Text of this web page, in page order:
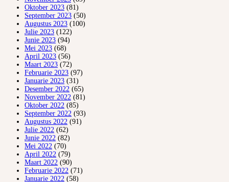
Oktober 2023 (81)
September 2023 (50)
Augustus 2023 (100)
Julie 2023 (122)
Junie 2023 (94)
Mei 2023 (68)
April 2023 (56)
Maart 2023 (72)
Februarie 2023 (97)
Januarie 2023 (31)
Desember 2022 (65)
November 2022 (81)
Oktober 2022 (85)
September 2022 (93)
Augustus 2022 (91)
Julie 2022 (62)
Junie 2022 (82)
Mei 2022 (70)
April 2022 (79)
Maart 2022 (90)
Februarie 2022 (71)
Januarie 2022 (58)